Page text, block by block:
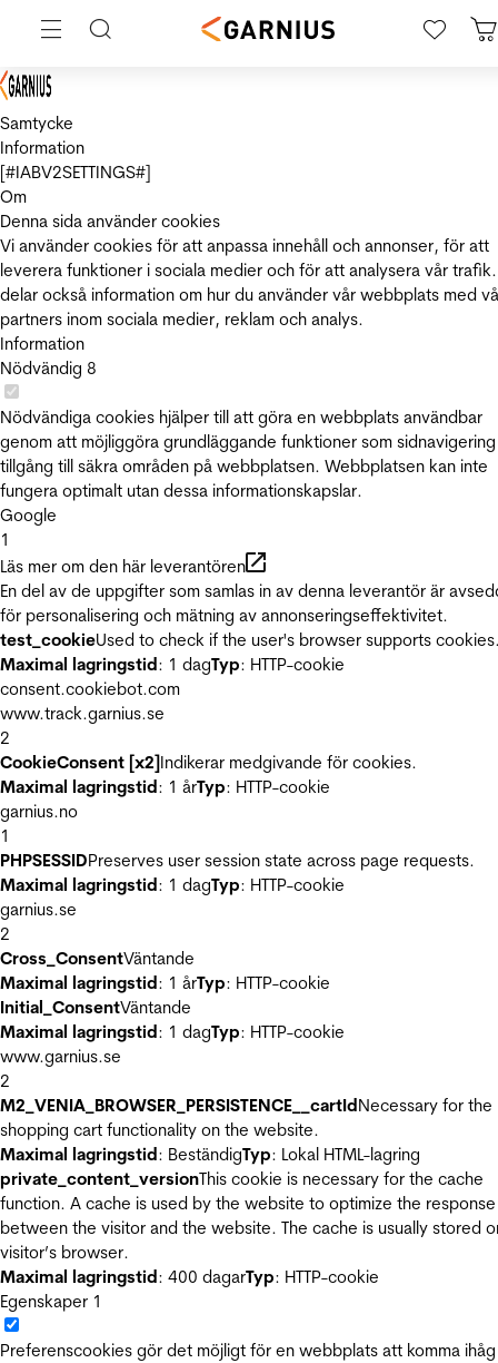
Samtycke
Information
[#IABV2SETTINGS#]
Om
Denna sida använder cookies
Vi använder cookies för att anpassa innehåll och annonser, för att
leverera funktioner i sociala medier och för att analysera vår
delar också information om hur du använder vår webbplats med
partners inom sociala medier, reklam och analys.
Information
Nödvändig 8
Nödvändiga cookies hjälper till att göra en webbplats användbar
genom att möjliggöra grundläggande funktioner som
tillgång till säkra områden på webbplatsen. Webbplatsen kan inte
fungera optimalt utan dessa informationskapslar.
Google
1
Läs mer om den här leverantören
En del av de uppgifter som samlas in av denna leverantör är
för personalisering och mätning av annonseringseffektivitet.
test_cookieUsed to check if the user's browser supports
Maximal lagringstid: 1 dagTyp: HTTP-cookie
consent.cookiebot.com
www.track.garnius.se
2
CookieConsent [x2]Indikerar medgivande för cookies.
Maximal lagringstid: 1 årTyp: HTTP-cookie
garnius.no
1
PHPSESSIDPreserves user session state across page requests.
Maximal lagringstid: 1 dagTyp: HTTP-cookie
garnius.se
2
Cross_ConsentVäntande
Maximal lagringstid: 1 årTyp: HTTP-cookie
Initial_ConsentVäntande
Maximal lagringstid: 1 dagTyp: HTTP-cookie
www.garnius.se
2
M2_VENIA_BROWSER_PERSISTENCE__cartIdNecessary for the
shopping cart functionality on the website.
Maximal lagringstid: BeständigTyp: Lokal HTML-lagring
private_content_versionThis cookie is necessary for the cache
function. A cache is used by the website to optimize the
between the visitor and the website. The cache is usually stored
visitor’s browser.
Maximal lagringstid: 400 dagarTyp: HTTP-cookie
Egenskaper 1
Preferenscookies gör det möjligt för en webbplats att komma ihåg